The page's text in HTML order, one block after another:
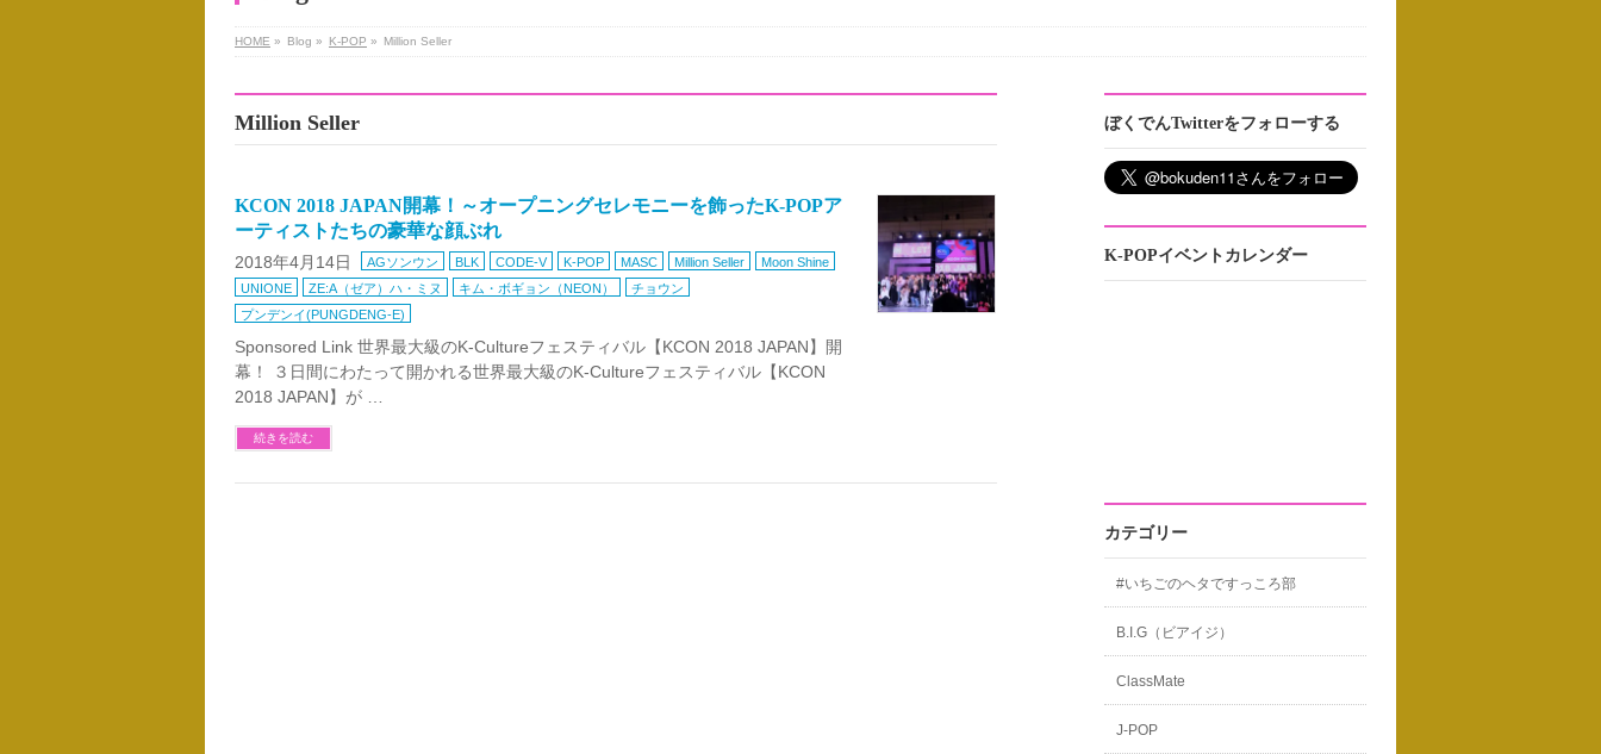
HOME » Blog » K-POP » Million Seller
Million Seller
KCON 2018 JAPAN開幕！～オープニングセレモニーを飾ったK-POPア
ーティストたちの豪華な顔ぶれ
2018年4月14日 AGソンウン BLK CODE-V K-POP MASC Million Seller
Moon Shine
UNIONE
ZE:A（ゼア）ハ・ミヌ キム・ボギョン（NEON）
チョウン
プンデンイ(PUNGDENG-E)
Sponsored Link 世界最大級のK-Cultureフェスティバル【KCON 2018 JAPAN】開
幕！ ３日間にわたって開かれる世界最大級のK-Cultureフェスティバル【KCON
2018 JAPAN】が …
続きを読む
ぼくでんTwitterをフォローする
K-POPイベントカレンダー
カテゴリー
#いちごのヘタですっころ部
B.I.G（ビアイジ）
ClassMate
J-POP